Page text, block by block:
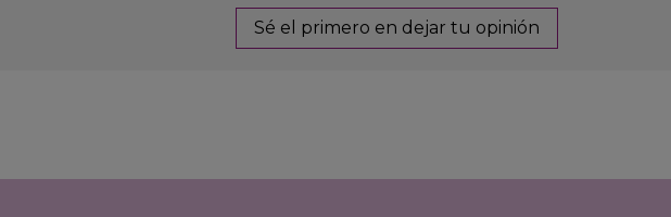
Sé el primero en dejar tu opinión